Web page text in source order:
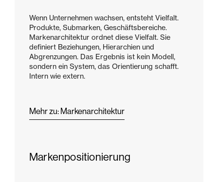
Wenn Unternehmen wachsen, entsteht Vielfalt.
Produkte, Submarken, Geschäftsbereiche.
Markenarchitektur ordnet diese Vielfalt. Sie
definiert Beziehungen, Hierarchien und
Abgrenzungen. Das Ergebnis ist kein Modell,
sondern ein System, das Orientierung schafft.
Intern wie extern.
Mehr zu: Markenarchitektur
Markenpositionierung